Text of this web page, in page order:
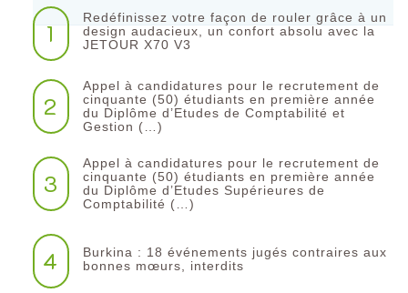
1
Redéfinissez votre façon de rouler grâce à un
design audacieux, un confort absolu avec la
JETOUR X70 V3
2
Appel à candidatures pour le recrutement de
cinquante (50) étudiants en première année
du Diplôme d’Etudes de Comptabilité et
Gestion (…)
3
Appel à candidatures pour le recrutement de
cinquante (50) étudiants en première année
du Diplôme d’Etudes Supérieures de
Comptabilité (…)
4
Burkina : 18 événements jugés contraires aux
bonnes mœurs, interdits